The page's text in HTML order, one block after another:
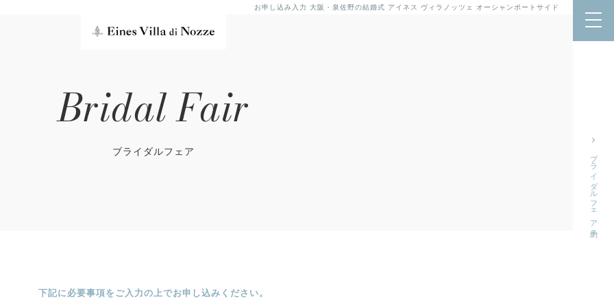
お申し込み入力 大阪・泉佐野の結婚式 アイネス ヴィラノッツェ オーシャンポートサイド
ブライダルフェア予約
Bridal Fair
ブライダルフェア
下記に必要事項をご入力の上でお申し込みください。